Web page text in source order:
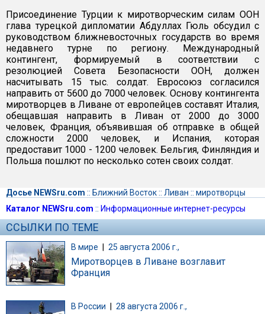
Присоединение Турции к миротворческим силам ООН
глава турецкой дипломатии Абдуллах Гюль обсудил с
руководством ближневосточных государств во время
недавнего турне по региону. Международный
контингент, формируемый в соответствии с
резолюцией Совета Безопасности ООН, должен
насчитывать 15 тыс. солдат. Евросоюз согласился
направить от 5600 до 7000 человек. Основу контингента
миротворцев в Ливане от европейцев составят Италия,
обещавшая направить в Ливан от 2000 до 3000
человек, Франция, объявившая об отправке в общей
сложности 2000 человек, и Испания, которая
предоставит 1000 - 1200 человек. Бельгия, Финляндия и
Польша пошлют по несколько сотен своих солдат.
Досье NEWSru.com :: Ближний Восток:: Ливан :: миротворцы
Каталог NEWSru.com :: Информационные интернет-ресурсы
ССЫЛКИ ПО ТЕМЕ
В мире | 25 августа 2006 г.,
Миротворцев в Ливане возглавит
Франция
В России 28 августа 2006 г.,